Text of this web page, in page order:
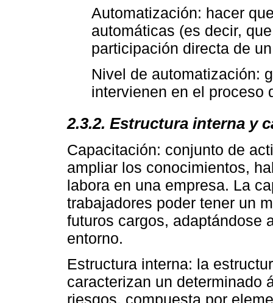
Automatización: hacer
automáticas (es decir,
participación directa de
Nivel de automatización:
intervienen en el proceso
2.3.2. Estructura interna y
Capacitación: conjunto de
ampliar los conocimientos,
labora en una empresa. La
trabajadores poder tener un
futuros cargos, adaptándose
entorno.
Estructura interna: la
caracterizan un determinado
riesgos, compuesta por